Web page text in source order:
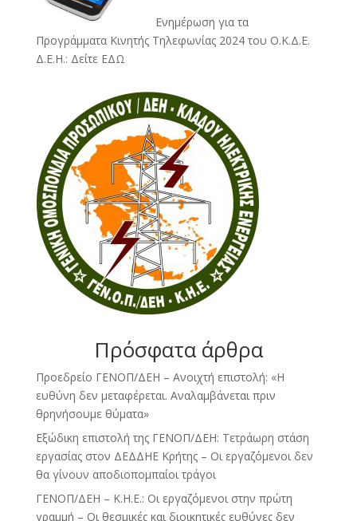
Ενημέρωση για τα
Προγράμματα Κινητής Τηλεφωνίας 2024 του Ο.Κ.Δ.Ε.
Δ.Ε.Η.: Δείτε ΕΔΩ
Πρόσφατα άρθρα
Προεδρείο ΓΕΝΟΠ/ΔΕΗ – Ανοιχτή επιστολή: «Η
ευθύνη δεν μεταφέρεται. Αναλαμβάνεται πριν
θρηνήσουμε θύματα»
Εξώδικη επιστολή της ΓΕΝΟΠ/ΔΕΗ: Τετράωρη στάση
εργασίας στον ΔΕΔΔΗΕ Κρήτης – Οι εργαζόμενοι δεν
θα γίνουν αποδιοπομπαίοι τράγοι
ΓΕΝΟΠ/ΔΕΗ – Κ.Η.Ε.: Οι εργαζόμενοι στην πρώτη
γραμμή – Οι θεσμικές και διοικητικές ευθύνες δεν